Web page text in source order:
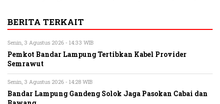
BERITA TERKAIT
Senin, 3 Agustus 2026 - 14:33 WIB
Pemkot Bandar Lampung Tertibkan Kabel Provider
Semrawut
Senin, 3 Agustus 2026 - 14:28 WIB
Bandar Lampung Gandeng Solok Jaga Pasokan Cabai dan